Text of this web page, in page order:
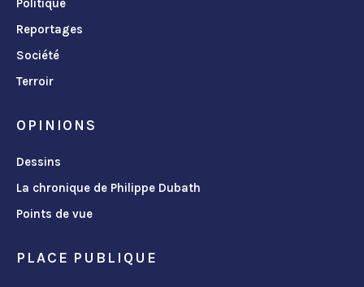
Politique
Reportages
Société
Terroir
OPINIONS
Dessins
La chronique de Philippe Dubath
Points de vue
PLACE PUBLIQUE